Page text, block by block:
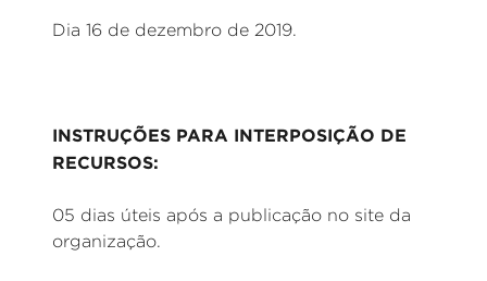
Dia 16 de dezembro de 2019.
INSTRUÇÕES PARA INTERPOSIÇÃO DE
RECURSOS:
05 dias úteis após a publicação no site da
organização.